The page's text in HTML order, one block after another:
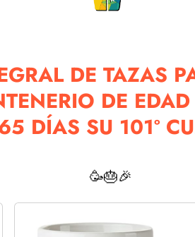
DE TAZAS
DE
DÍAS SU 101º
🥳🎂🎉